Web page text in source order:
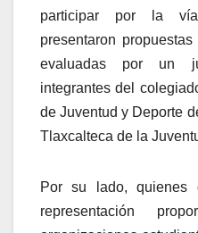
participar por la
presentaron
evaluadas por un
integrantes del
de Juventud y Deporte
Tlaxcalteca de la
Por su lado, quienes
representación